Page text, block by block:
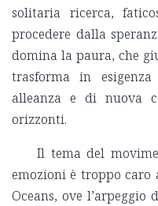
solitaria ricerca,
procedere dalla
domina la paura, che
trasforma in
alleanza e di nuova
orizzonti.
Il tema del
emozioni è troppo
Oceans, ove